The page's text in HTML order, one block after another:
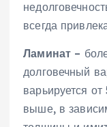
всегда
Ламинат –
долговечный
варьируется
выше‚ в